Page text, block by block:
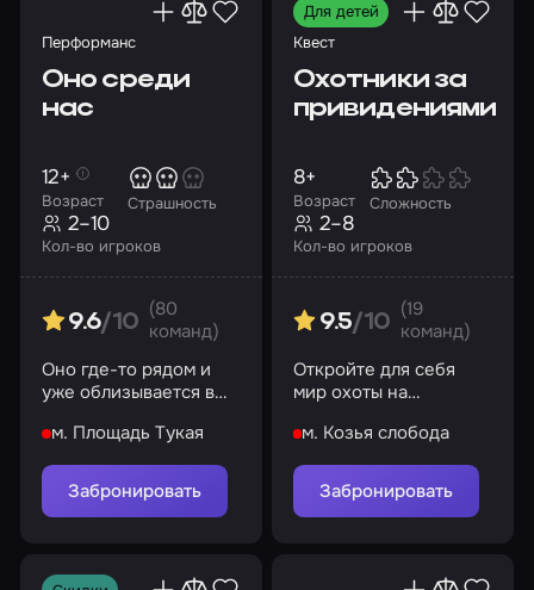
Перформанс
Оно среди
нас
Возраст
12+
Страшность
Кол-во игроков
2–10
9.6/10
(80
команд)
Оно где-то рядом и
уже облизывается в
Поиграем?
м. Площадь Тукая
Забронировать
Для детей
Квест
Охотники за
привидениями
Возраст
8+
Сложность
Кол-во игроков
2–8
9.5/10
(19
команд)
Откройте для себя
мир охоты на
м. Козья слобода
Забронировать